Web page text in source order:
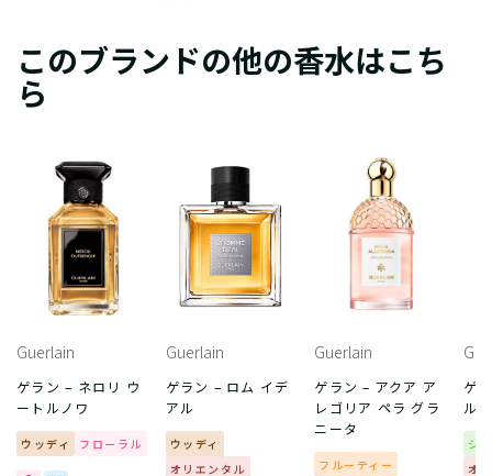
このブランドの他の香水はこち
ら
Guerlain
ゲラン – ネロリ ウ
ートルノワ
ウッディ フローラル
Guerlain
ゲラン – ロム イデ
アル
ウッディ
オリエンタル
Guerlain
ゲラン – アクア ア
レゴリア ペラ グラ
ニータ
フルーティー
ゲ
ル
シ
オ